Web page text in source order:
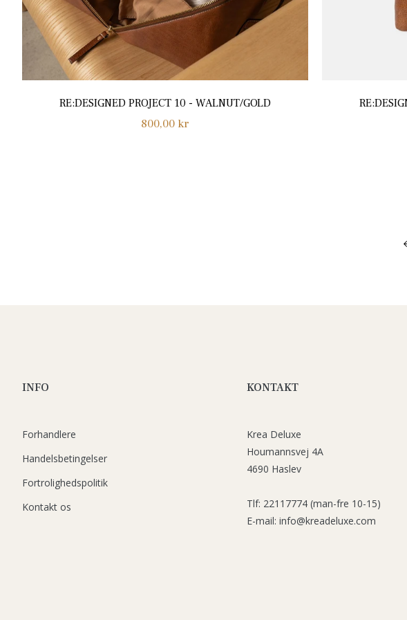
RE:DESIGNED PROJECT 10 - WALNUT/GOLD
Normalpris
800,00 kr
INFO
Forhandlere
Handelsbetingelser
Fortrolighedspolitik
Kontakt os
KONTAKT
Krea Deluxe
Houmannsvej 4A
4690 Haslev
Tlf: 22117774 (man-fre 10-15)
E-mail: info@kreadeluxe.com